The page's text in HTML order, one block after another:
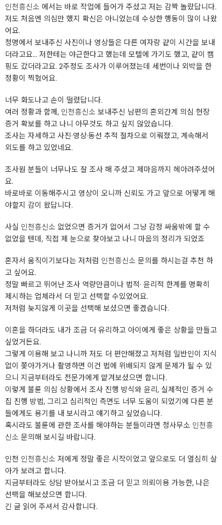
인천흥신소 에서는 바로 작업에 들어가 주셨고 저는 감짝 놀랐답니다.
저도 처음엔 의심만 했지 확신은 아니었는데 수상한 행동이 많이 나왔
어요.
청명에서 보내주신 사진이나 영상들은 다른 여자랑 같이 시간을 보내
더라고요... 저한테는 야근한다고 했는데 모텔에 가기도 했고, 같이 캠
핑도 갔더라고요. 2주정도 조사가 이루어졌는데 세번이나 외박을 한
정황이 찍혔어요.
너무 화도나고 손이 떨렸답니다.
여러 정황과 함께, 인천흥신소 보내주신 남편의 혼외간계 의심 현장
증거 확보를 하고 나니 아무것도 하고 싶지 않았습니다.
조사는 자세하고 사진·영상·동선 추적 절차으로 이뤄졌고, 계속해서
외도를 하고 있었네요.
조사원 분들이 너무나도 잘 조사 해 주셨고 제마음까지 헤아려주셨어
요.
바로바로 이동해주시고 영상이 오니까 신뢰도 가고 앞으로 어떻게 해
야할지 감이 왔답니다.
사실 인천흥신소 없었으면 증거가 없어서 그냥 감정 싸움밖에 할 수
없었을 텐데, 직접 제 눈으로 찾아보고 나니 마음의 정리가 되었죠
혼자서 움직이기보다는 저처럼 인천흥신소 문의를 하시는걸 추천 하
고 싶어요.
정말 빠르고 뛰어난 조사 역량만큼이나 법적· 윤리적 한계를 명확히
제시하는 업체라서 더 믿고 선택할 수있었어요.
저처럼 늦지않게 이곳을 선택해 보셨으면 좋겠습니다.
이혼을 하더라도 내가 조금 더 유리하고 아이에게 좋은 상황을 만들고
싶었거든요.
그렇게 이용해 보고 나니까 저도 더 편안해졌고 저처럼 일반인이 지식
없이 쫒아가거나 촬영하면 이건 법에 위배되지 않게 문제가 될 수 있
으니 지금부터라도 전문가에게 맡겨보셨으면 합니다.
이렇게 불륜 의심 상황에서 조사 진행 방식와 윤리, 실제적인 증거 수
집 진행 방법, 그리고 심리적인 측면도 너무 도움이 되었기에 다른 분
들에게도 용기를 내 보시라고 얘기하고 싶었습니다.
혹시라도 불륜에 관한 조사를 해야하는 분들이라면 청사무소 인천흥
신소 문의해 보시길 바랍니다.
인천 인천흥신소 저에게 정말 좋은 시작이었고 앞으로도 더 열심히 살
아가 보려고 합니다.
지금부터라도 상담 받아보시고 조금 더 믿고 의뢰이용 가능한, 나은
선택을 해보셨으면 합니다.
긴 글 읽어 주셔서 감사합니다.